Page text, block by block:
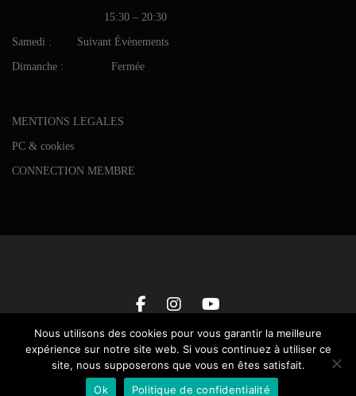
15:30 – 20:30
Samedi : Suivant Évènements
Dimanche : Fermée
MENTIONS LEGALES
PC & cookies
CONNECTION MEMBRE
Maxtraining © 2025 • All rights reserved
Nous utilisons des cookies pour vous garantir la meilleure
expérience sur notre site web. Si vous continuez à utiliser ce
site, nous supposerons que vous en êtes satisfait.
Ok
Politique de confidentialité